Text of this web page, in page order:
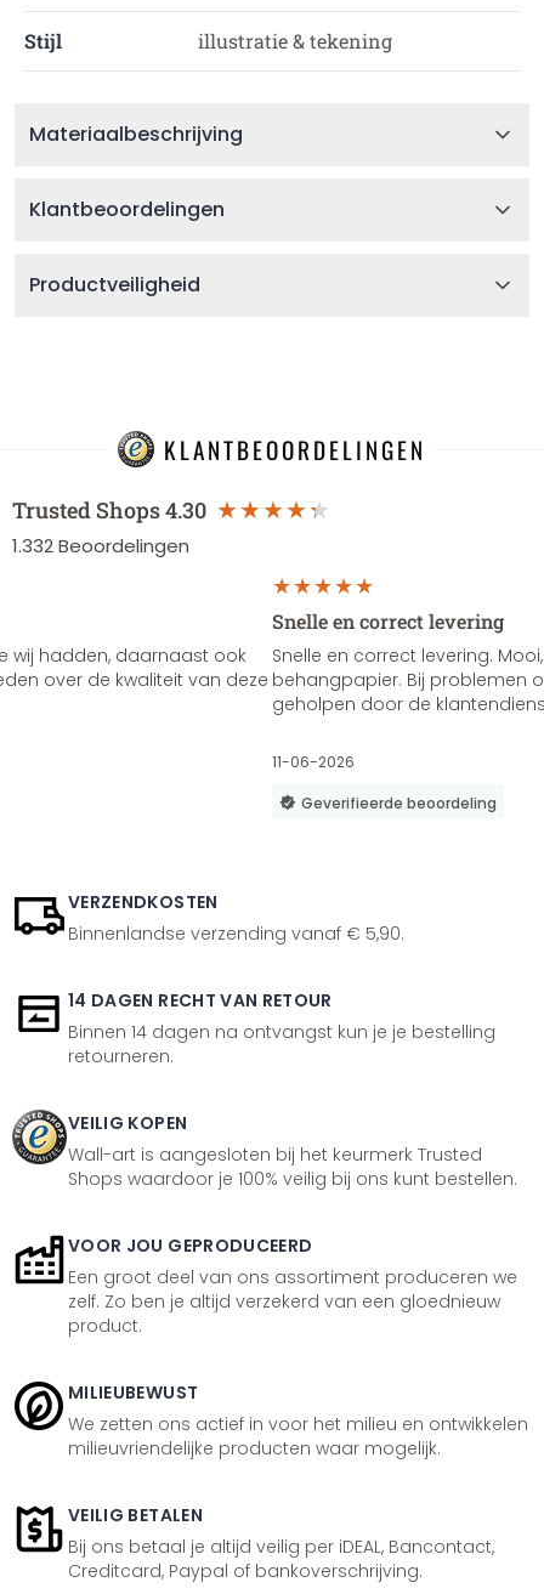
Stijl illustratie & tekening
Materiaalbeschrijving
Klantbeoordelingen
Productveiligheid
KLANTBEOORDELINGEN
Trusted Shops4.30
1.332Beoordelingen
wij hadden, daarnaast ook
over de kwaliteit van deze
Snelle en correct levering
Snelle en correct levering.
behangpapier. Bij problemen
geholpen door de
11-06-2026
Geverifieerde beoordeling
VERZENDKOSTEN
Binnenlandse verzending vanaf € 5,90.
14 DAGEN RECHT VAN RETOUR
Binnen 14 dagen na ontvangst kun je je bestelling
retourneren.
VEILIG KOPEN
Wall-art is aangesloten bij het keurmerk Trusted
Shops waardoor je 100% veilig bij ons kunt bestellen.
VOOR JOU GEPRODUCEERD
Een groot deel van ons assortiment produceren we
zelf. Zo ben je altijd verzekerd van een gloednieuw
product.
MILIEUBEWUST
We zetten ons actief in voor het milieu en ontwikkelen
milieuvriendelijke producten waar mogelijk.
VEILIG BETALEN
Bij ons betaal je altijd veilig per iDEAL, Bancontact,
Creditcard, Paypal of bankoverschrijving.